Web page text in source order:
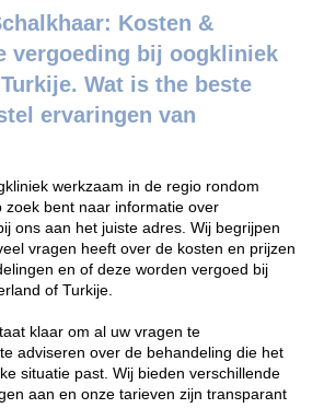
Kosten &
vergoeding bij oogkliniek
Wat is the beste
ervaringen van
werkzaam in de regio rondom
zoek bent naar informatie over
ons aan het juiste adres. Wij begrijpen
vragen heeft over de kosten en prijzen
en of deze worden vergoed bij
of Turkije.
klaar om al uw vragen te
adviseren over de behandeling die het
situatie past. Wij bieden verschillende
aan en onze tarieven zijn transparant